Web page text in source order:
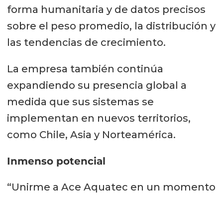
forma humanitaria y de datos precisos
sobre el peso promedio, la distribución y
las tendencias de crecimiento.
La empresa también continúa
expandiendo su presencia global a
medida que sus sistemas se
implementan en nuevos territorios,
como Chile, Asia y Norteamérica.
Inmenso potencial
“Unirme a Ace Aquatec en un momento